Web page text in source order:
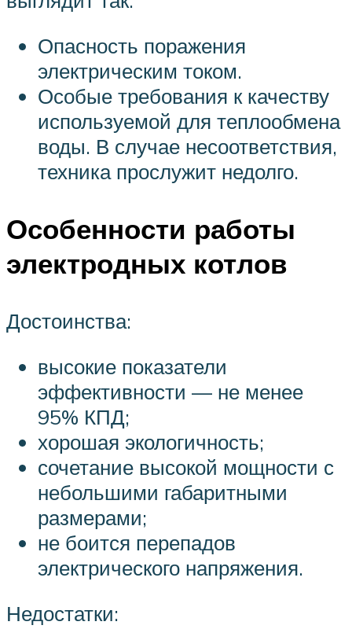
Опасность поражения
электрическим током.
Особые требования к качеству
используемой для теплообмена
воды. В случае несоответствия,
техника прослужит недолго.
Особенности работы
электродных котлов
Достоинства:
высокие показатели
эффективности — не менее
95% КПД;
хорошая экологичность;
сочетание высокой мощности с
небольшими габаритными
размерами;
не боится перепадов
электрического напряжения.
Недостатки: